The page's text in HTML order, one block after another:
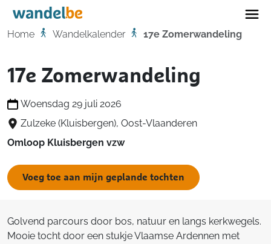
Home
Home Wandelkalender 17e Zomerwandeling
17e Zomerwandeling
Woensdag 29 juli 2026
Zulzeke (Kluisbergen), Oost-Vlaanderen
Omloop Kluisbergen vzw
Voeg toe aan mijn geplande tochten
Golvend parcours door bos, natuur en langs kerkwegels.
Mooie tocht door een stukje Vlaamse Ardennen met